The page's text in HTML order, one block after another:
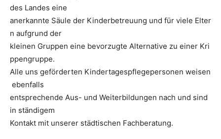
des Landes eine
anerkannte Säule der Kinderbetreuung und für viele Elter
n aufgrund der
kleinen Gruppen eine bevorzugte Alternative zu einer Kri
ppengruppe.
Alle uns geförderten Kindertagespflegepersonen weisen
ebenfalls
entsprechende Aus- und Weiterbildungen nach und sind
in ständigem
Kontakt mit unserer städtischen Fachberatung.